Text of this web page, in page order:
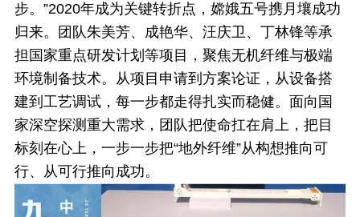
步。”2020年成为关键转折点，嫦娥五号携月壤成功
归来。团队朱美芳、成艳华、汪庆卫、丁林锋等承
担国家重点研发计划等项目，聚焦无机纤维与极端
环境制备技术。从项目申请到方案论证，从设备搭
建到工艺调试，每一步都走得扎实而稳健。面向国
家深空探测重大需求，团队把使命扛在肩上，把目
标刻在心上，一步一步把“地外纤维”从构想推向可
行、从可行推向成功。